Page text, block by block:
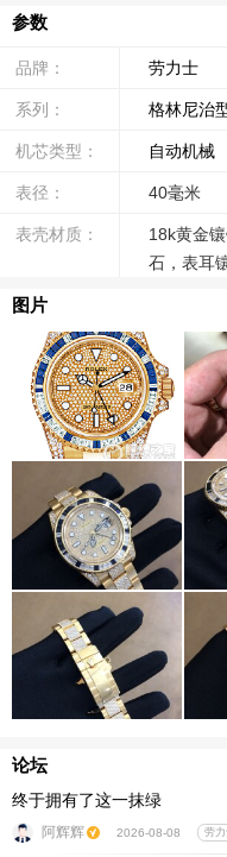
参数
品牌： 劳力士
系列： 格林尼治
机芯类型： 自动机械
表径： 40毫米
表壳材质：
18k黄金
石，表耳
图片
论坛
终于拥有了这一抹绿
阿辉辉 2026-08-08 劳力